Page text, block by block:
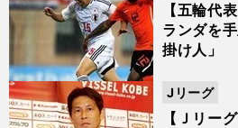
【五輪代
ランダを
掛け人」
【Ｊリー
Jリーグ